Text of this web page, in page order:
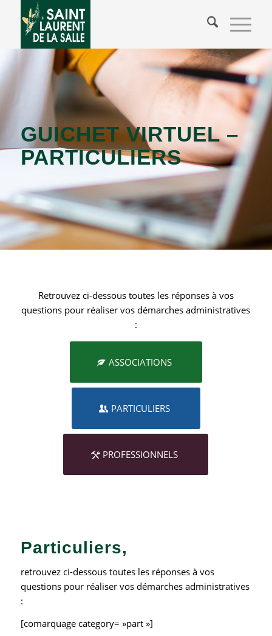
GUICHET VIRTUEL –
PARTICULIERS
Retrouvez ci-dessous toutes les réponses à vos
questions pour réaliser vos démarches administratives
:
ASSOCIATIONS
PARTICULIERS
PROFESSIONNELS
Particuliers,
retrouvez ci-dessous toutes les réponses à vos
questions pour réaliser vos démarches administratives
:
[comarquage category= »part »]